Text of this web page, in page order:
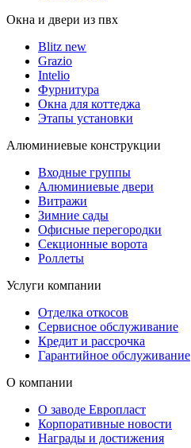
Окна и двери из пвх
Blitz new
Grazio
Intelio
Фурнитура
Окна для коттеджа
Этапы установки
Алюминиевые конструкции
Входные группы
Алюминиевые двери
Витражи
Зимние сады
Офисные перегородки
Секционные ворота
Роллеты
Услуги компании
Отделка откосов
Сервисное обслуживание
Кредит и рассрочка
Гарантийное обслуживание
О компании
О заводе Европласт
Корпоративные новости
Награды и достижения